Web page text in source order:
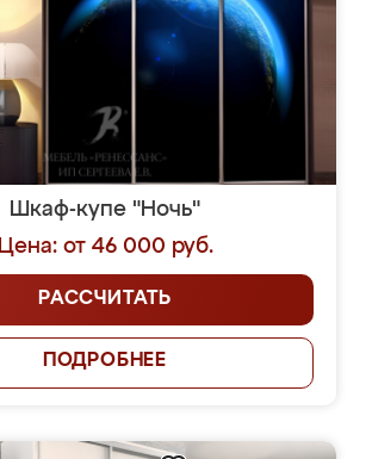
Шкаф-купе "Ночь"
Цена: от 46 000 руб.
РАССЧИТАТЬ
ПОДРОБНЕЕ